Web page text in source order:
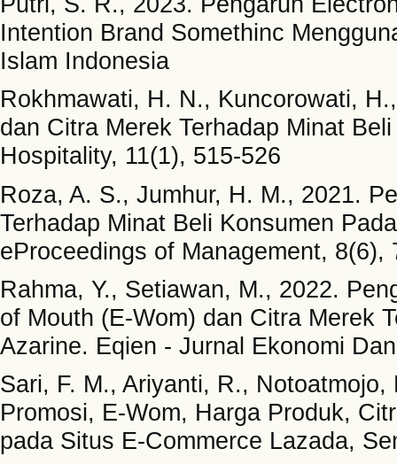
Intention Brand Somethinc
Islam Indonesia
Rokhmawati, H. N., Kuncorowati,
dan Citra Merek Terhadap Minat
Hospitality, 11(1), 515-526
Roza, A. S., Jumhur, H. M., 2021.
Terhadap Minat Beli Konsumen
eProceedings of Management, 8(6),
Rahma, Y., Setiawan, M., 2022.
of Mouth (E-Wom) dan Citra Merek
Azarine. Eqien - Jurnal Ekonomi
Sari, F. M., Ariyanti, R.,
Promosi, E-Wom, Harga Produk,
pada Situs E-Commerce Lazada,